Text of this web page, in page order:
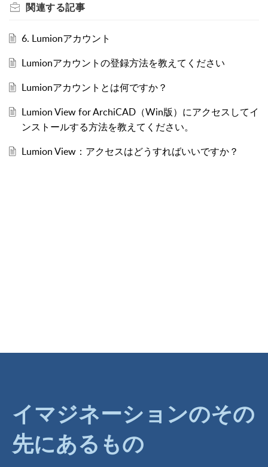
関連する記事
6. Lumionアカウント
Lumionアカウントの登録方法を教えてください
Lumionアカウントとは何ですか？
Lumion View for ArchiCAD（Win版）にアクセスしてイ
ンストールする方法を教えてください。
Lumion View：アクセスはどうすればいいですか？
イマジネーションのその
先にあるもの